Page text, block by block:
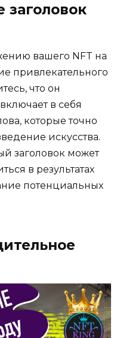
заголовок
вашего NFT на
привлекательного
что он
в себя
которые точно
искусства.
заголовок может
в результатах
потенциальных